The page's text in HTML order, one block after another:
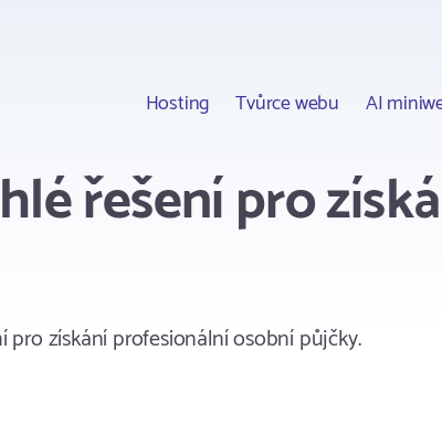
Hosting Tvůrce webu AI
řešení pro
získání profesionální osobní půjčky.